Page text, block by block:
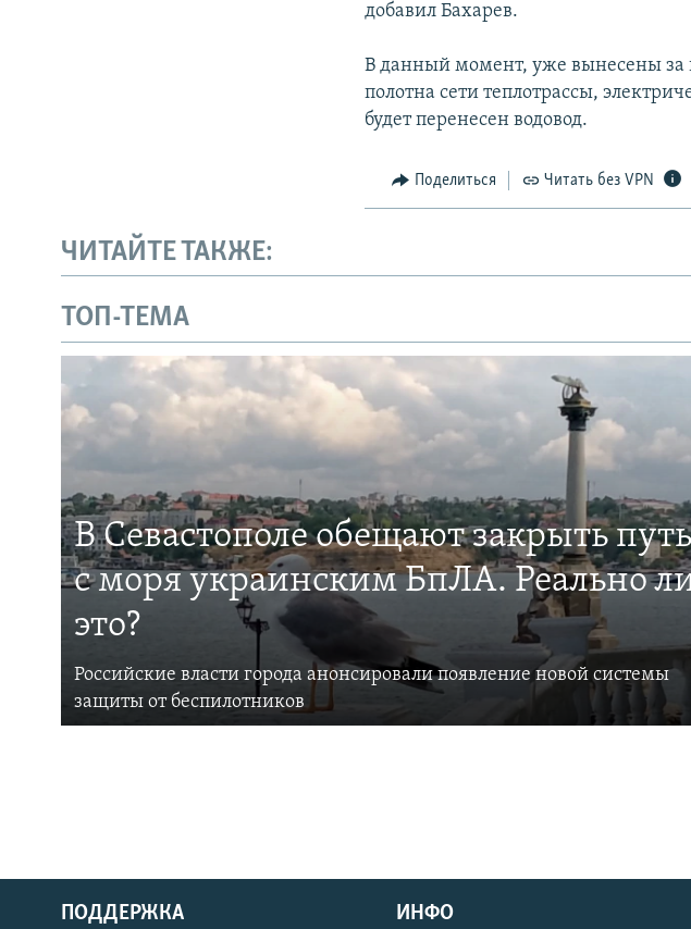
добавил Бахарев.
В данный момент, уже вынесены за
полотна сети теплотрассы,
будет перенесен водовод.
Поделиться Читать без VPN
ЧИТАЙТЕ ТАКЖЕ:
ТОП-ТЕМА
В Севастополе обещают закрыть путь
с моря украинским БпЛА. Реально
это?
Российские власти города анонсировали появление новой системы
защиты от беспилотников
ПОДДЕРЖКА ИНФО